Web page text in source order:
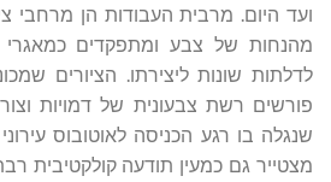
ועד היום. מרבית העבודות הן מרחבי
מהנחות של צבע ומתפקדים כמאגרי
לדלתות שונות ליצירתו. הציורים
פורשים רשת צבעונית של דמויות
שנגלה בו רגע הכניסה לאוטובוס
מצטייר גם כמעין תודעה קולקטיבית